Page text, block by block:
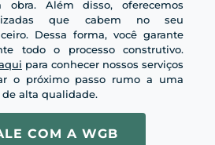
obra. Além disso, oferecemos
que cabem no seu
Dessa forma, você garante
todo o processo construtivo.
para conhecer nossos serviços
o próximo passo rumo a uma
de alta qualidade.
COM A WGB